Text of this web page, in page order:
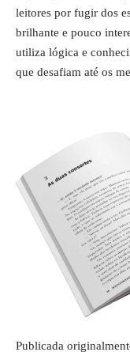
leitores por fugir dos
brilhante e pouco
utiliza lógica e
que desafiam até os
Publicada